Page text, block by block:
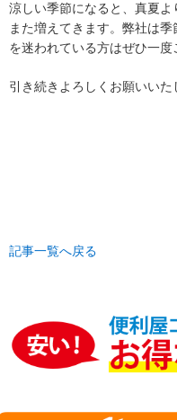
涼しい季節になると、真夏
また増えてきます。弊社は
を迷われている方はぜひ一度
引き続きよろしくお願いいた
記事一覧へ戻る